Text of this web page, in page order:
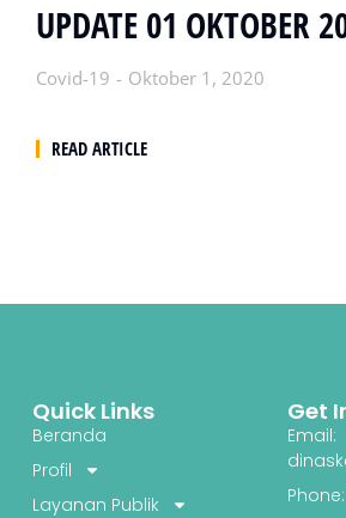
UPDATE 01 OKTOBER
Covid-19 Oktober 1, 2020
READ ARTICLE
Quick Links
Beranda
Profil
Layanan Publik
Get
Email: